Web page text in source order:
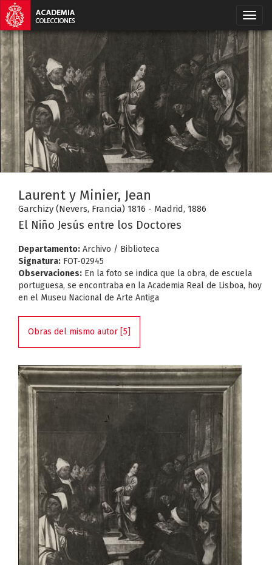
Laurent y Minier, Jean
Garchizy (Nevers, Francia) 1816 - Madrid, 1886
El Niño Jesús entre los Doctores
Departamento: Archivo / Biblioteca
Signatura: FOT-02945
Observaciones: En la foto se indica que la obra, de escuela
portuguesa, se encontraba en la Academia Real de Lisboa, hoy
en el Museu Nacional de Arte Antiga
Obras del mismo autor [5]